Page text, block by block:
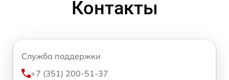
Контакты
Служба поддержки
+7 (351) 200-51-37